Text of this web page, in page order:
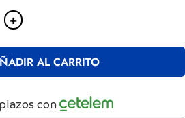
+
AL CARRITO
con